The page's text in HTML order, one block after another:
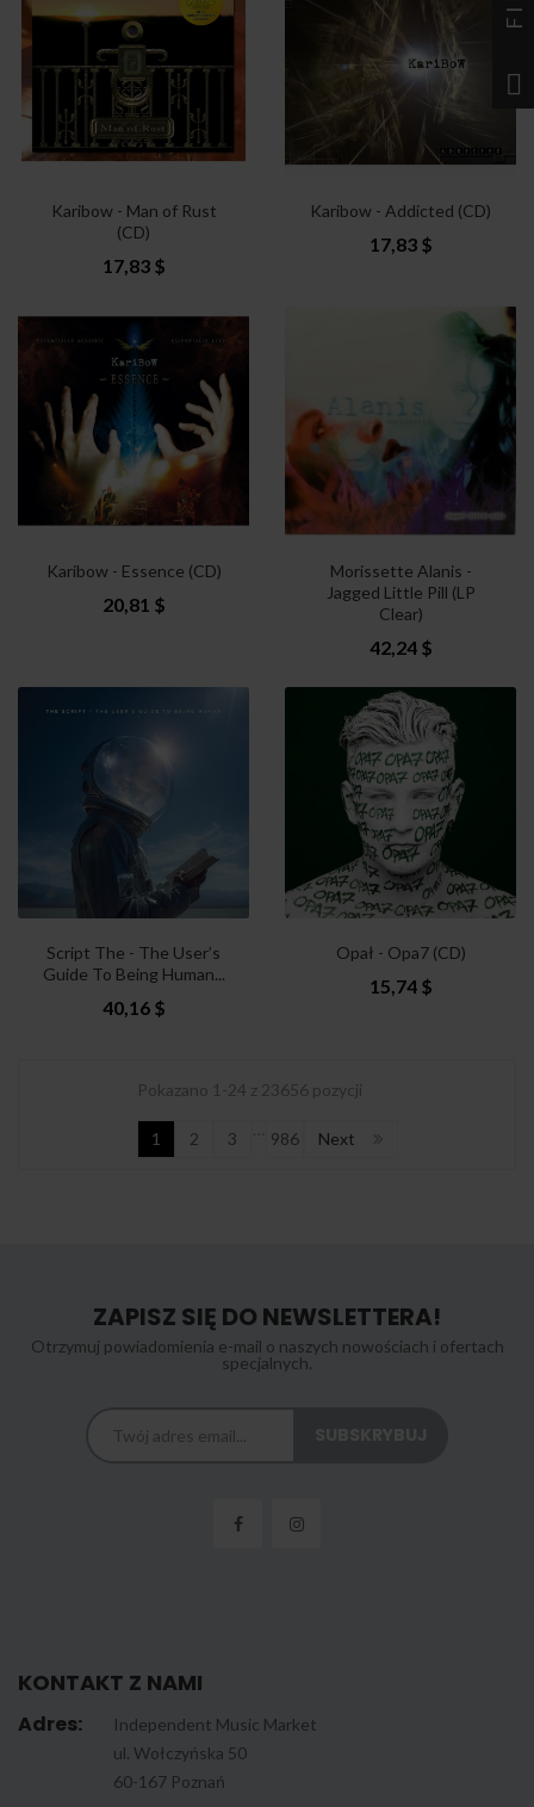
Karibow - Man of Rust
(CD)
17,83 $
Karibow - Addicted (CD)
17,83 $
Karibow - Essence (CD)
20,81 $
Morissette Alanis -
Jagged Little Pill (LP
Clear)
42,24 $
Script The - The User’s
Guide To Being Human...
40,16 $
Opał - Opa7 (CD)
15,74 $
Pokazano 1-24 z 23656 pozycji
1 2 3 986 Next
ZAPISZ SIĘ DO NEWSLETTERA!
Otrzymuj powiadomienia e-mail o naszych nowościach i ofertach
specjalnych.
KONTAKT Z NAMI
Adres:
Independent Music Market
ul. Wołczyńska 50
60-167 Poznań